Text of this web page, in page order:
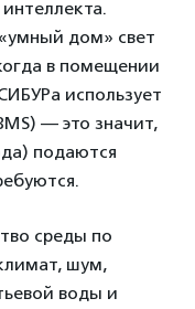
дом» свет
в помещении
использует
— это значит,
подаются
среды по
шум,
воды и